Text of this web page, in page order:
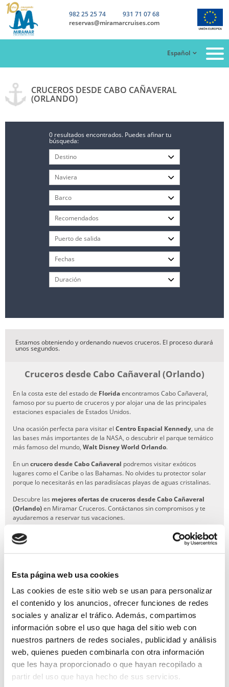
Esta página web usa cookies
Las cookies de este sitio web se usan para personalizar
el contenido y los anuncios, ofrecer funciones de redes
sociales y analizar el tráfico. Además, compartimos
información sobre el uso que haga del sitio web con
nuestros partners de redes sociales, publicidad y análisis
web, quienes pueden combinarla con otra información
que les haya proporcionado o que hayan recopilado a
partir del uso que haya hecho de sus servicios.
982 25 25 74
931 71 07 68
reservas@miramarcruises.com
Español
CRUCEROS DESDE CABO CAÑAVERAL
(ORLANDO)
0 resultados encontrados. Puedes afinar tu
búsqueda:
Estamos obteniendo y ordenando nuevos cruceros. El proceso durará
unos segundos.
Cruceros desde Cabo Cañaveral (Orlando)
En la costa este del estado de Floridaencontramos Cabo Cañaveral,
famoso por su puerto de cruceros y por alojar una de las principales
estaciones espaciales de Estados Unidos.
Una ocasión perfecta para visitar el Centro Espacial Kennedy, una de
las bases más importantes de la NASA, o descubrir el parque temático
más famoso del mundo, Walt Disney World Orlando.
En uncrucero desde Cabo Cañaveral podremos visitar exóticos
lugares como el Caribe o las Bahamas. No olvides tu protector solar
porque lo necesitarás en las paradisíacas playas de aguas cristalinas.
Descubre las mejores ofertas de cruceros desde Cabo Cañaveral
(Orlando)en Miramar Cruceros. Contáctanos sin compromisos y te
ayudaremos a reservar tus vacaciones.
GARANTÍA DE PAGO
RESERVAS MIRAMAR
SEGURO DE VIAJE
INFORMACIÓN ÚTIL